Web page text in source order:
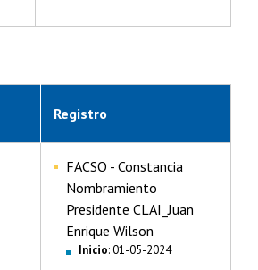
Registro
FACSO - Constancia
Nombramiento
Presidente CLAI_Juan
Enrique Wilson
Inicio: 01-05-2024